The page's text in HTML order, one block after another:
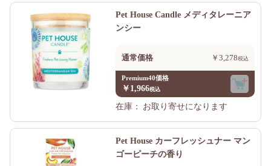
Pet House Candle メディタレーニア
ンシー
通常価格 ￥3,278
Premium40価格
￥1,966
在庫：
お取り寄せになります
Pet House カーフレッシュナー マン
ゴーピーチの香り